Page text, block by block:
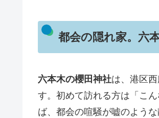
都会の隠れ家。六
六本木の櫻田神社は、港区
す。初めて訪れる方は「こ
ば、都会の喧騒が嘘のよう